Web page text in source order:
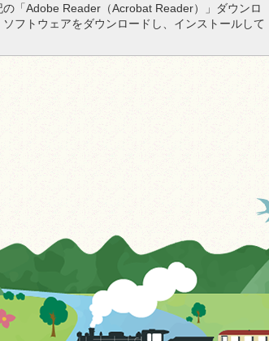
「Adobe Reader（Acrobat Reader）」ダウンロ
フトウェアをダウンロードし、インストールして